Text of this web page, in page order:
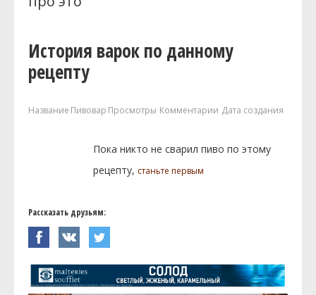
История варок по данному
рецепту
Название Пивовар Просмотры Комментарии Дата создания
Пока никто не сварил пиво по этому
рецепту, станьте первым
Рассказать друзьям: